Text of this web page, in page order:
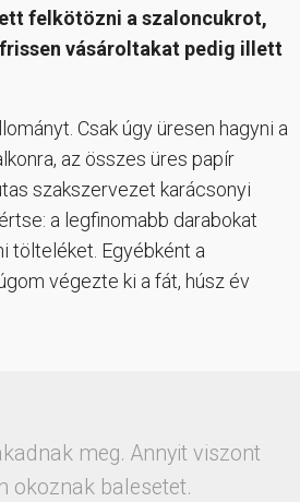
felkötözni a szaloncukrot,
vásároltakat pedig illett
Csak úgy üresen hagyni a
az összes üres papír
szakszervezet karácsonyi
a legfinomabb darabokat
tölteléket. Egyébként a
végezte ki a fát, húsz év
meg. Annyit viszont
okoznak balesetet.